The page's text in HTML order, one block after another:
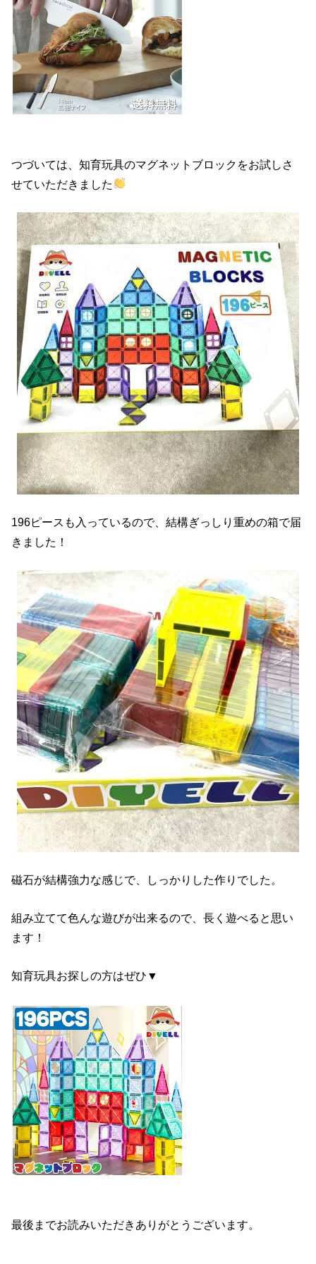
つづいては、知育玩具のマグネットブロックをお試しさ
せていただきました
196ピースも入っているので、結構ぎっしり重めの箱で届
きました！
磁石が結構強力な感じで、しっかりした作りでした。
組み立てて色んな遊びが出来るので、長く遊べると思い
ます！
知育玩具お探しの方はぜひ▼
最後までお読みいただきありがとうございます。